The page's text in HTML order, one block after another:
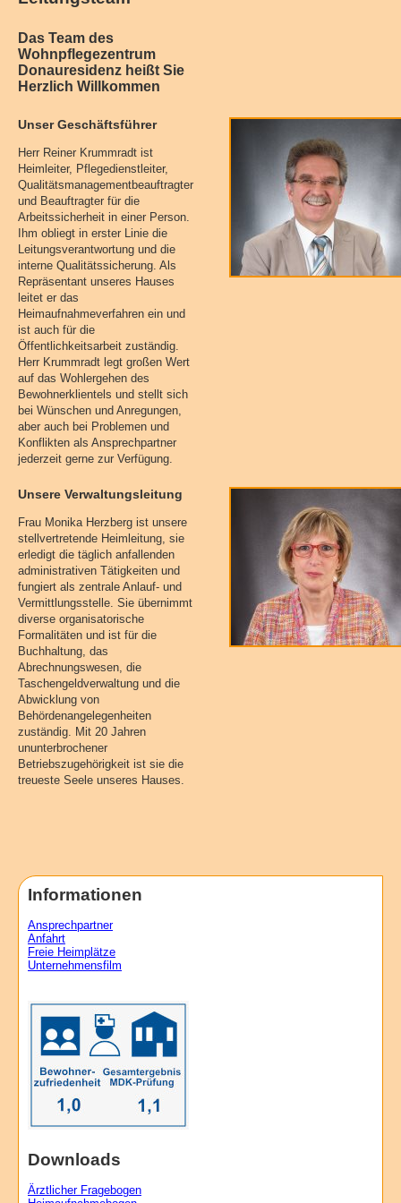
Das Team des
Wohnpflegezentrum
Donauresidenz heißt Sie
Herzlich Willkommen
Unser Geschäftsführer
Herr Reiner Krummradt ist
Heimleiter, Pflegedienstleiter,
Qualitätsmanagementbeauftragter
und Beauftragter für die
Arbeitssicherheit in einer Person.
Ihm obliegt in erster Linie die
Leitungsverantwortung und die
interne Qualitätssicherung. Als
Repräsentant unseres Hauses
leitet er das
Heimaufnahmeverfahren ein und
ist auch für die
Öffentlichkeitsarbeit zuständig.
Herr Krummradt legt großen Wert
auf das Wohlergehen des
Bewohnerklientels und stellt sich
bei Wünschen und Anregungen,
aber auch bei Problemen und
Konflikten als Ansprechpartner
jederzeit gerne zur Verfügung.
Unsere Verwaltungsleitung
Frau Monika Herzberg ist unsere
stellvertretende Heimleitung, sie
erledigt die täglich anfallenden
administrativen Tätigkeiten und
fungiert als zentrale Anlauf- und
Vermittlungsstelle. Sie übernimmt
diverse organisatorische
Formalitäten und ist für die
Buchhaltung, das
Abrechnungswesen, die
Taschengeldverwaltung und die
Abwicklung von
Behördenangelegenheiten
zuständig. Mit 20 Jahren
ununterbrochener
Betriebszugehörigkeit ist sie die
treueste Seele unseres Hauses.
Informationen
Ansprechpartner
Anfahrt
Freie Heimplätze
Unternehmensfilm
Downloads
Ärztlicher Fragebogen